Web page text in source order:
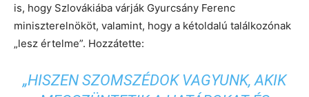
is, hogy Szlovákiába várják Gyurcsány Ferenc
miniszterelnököt, valamint, hogy a kétoldalú találkozónak
„lesz értelme”. Hozzátette:
„HISZEN SZOMSZÉDOK VAGYUNK, AKIK